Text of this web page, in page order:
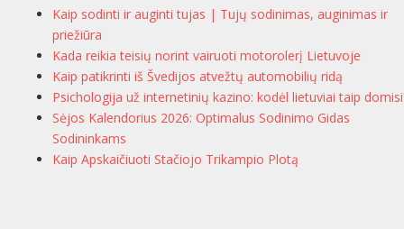
Kaip sodinti ir auginti tujas | Tujų sodinimas, auginimas ir
priežiūra
Kada reikia teisių norint vairuoti motorolerį Lietuvoje
Kaip patikrinti iš Švedijos atvežtų automobilių ridą
Psichologija už internetinių kazino: kodėl lietuviai taip
Sėjos Kalendorius 2026: Optimalus Sodinimo Gidas
Sodininkams
Kaip Apskaičiuoti Stačiojo Trikampio Plotą